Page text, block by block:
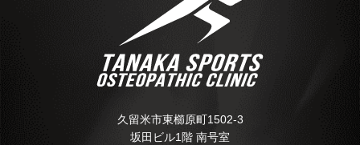
久留米市東櫛原町1502-3
坂田ビル1階 南号室